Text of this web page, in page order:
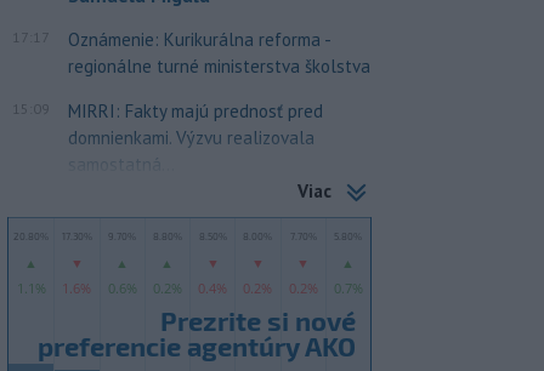
17:17
Oznámenie: Kurikurálna reforma -
regionálne turné ministerstva školstva
15:09
MIRRI: Fakty majú prednosť pred
domnienkami. Výzvu realizovala
samostatná...
Viac